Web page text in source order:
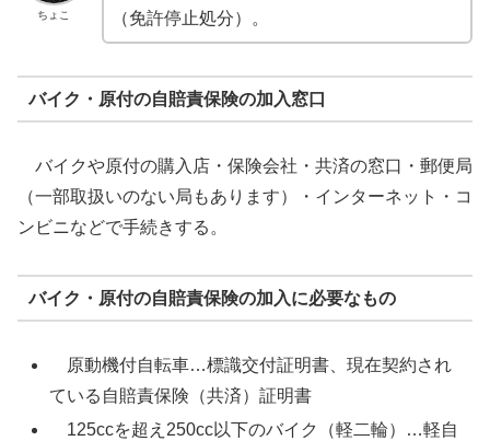
ちょこ
（免許停止処分）。
バイク・原付の自賠責保険の加入窓口
バイクや原付の購入店・保険会社・共済の窓口・郵便局
（一部取扱いのない局もあります）・インターネット・コ
ンビニなどで手続きする。
バイク・原付の自賠責保険の加入に必要なもの
原動機付自転車…標識交付証明書、現在契約され
ている自賠責保険（共済）証明書
125ccを超え250cc以下のバイク（軽二輪）…軽自